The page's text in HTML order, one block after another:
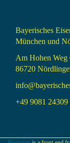
Bayerisches
München und
Am Hohen Weg
86720
+49 9081